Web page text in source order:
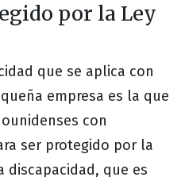
por la Ley
que se aplica con
empresa es la que
con
ser protegido por la
discapacidad, que es